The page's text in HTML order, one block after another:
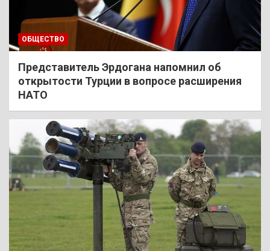
ОБЩЕСТВО
Представитель Эрдогана напомнил об
открытости Турции в вопросе расширения
НАТО